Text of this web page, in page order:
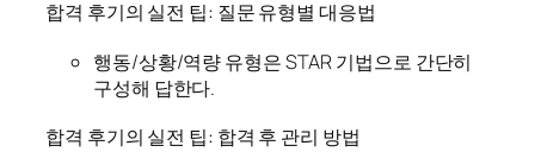
합격 후기의 실전 팁: 질문 유형별 대응법
행동/상황/역량 유형은 STAR 기법으로 간단히
구성해 답한다.
합격 후기의 실전 팁: 합격 후 관리 방법